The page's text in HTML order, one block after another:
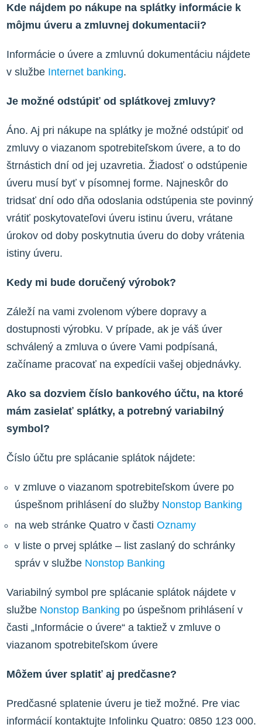
Kde nájdem po nákupe na splátky informácie k
môjmu úveru a zmluvnej dokumentacii?
Informácie o úvere a zmluvnú dokumentáciu nájdete
v službe Internet banking.
Je možné odstúpiť od splátkovej zmluvy?
Áno. Aj pri nákupe na splátky je možné odstúpiť od
zmluvy o viazanom spotrebiteľskom úvere, a to do
štrnástich dní od jej uzavretia. Žiadosť o odstúpenie
úveru musí byť v písomnej forme. Najneskôr do
tridsať dní odo dňa odoslania odstúpenia ste povinný
vrátiť poskytovateľovi úveru istinu úveru, vrátane
úrokov od doby poskytnutia úveru do doby vrátenia
istiny úveru.
Kedy mi bude doručený výrobok?
Záleží na vami zvolenom výbere dopravy a
dostupnosti výrobku. V prípade, ak je váš úver
schválený a zmluva o úvere Vami podpísaná,
začíname pracovať na expedícii vašej objednávky.
Ako sa dozviem číslo bankového účtu, na ktoré
mám zasielať splátky, a potrebný variabilný
symbol?
Číslo účtu pre splácanie splátok nájdete:
v zmluve o viazanom spotrebiteľskom úvere po
úspešnom prihlásení do služby Nonstop Banking
na web stránke Quatro v častiOznamy
v liste o prvej splátke – list zaslaný do schránky
správ v službe Nonstop Banking
Variabilný symbol pre splácanie splátok nájdete v
službe Nonstop Banking po úspešnom prihlásení v
časti „Informácie o úvere“ a taktiež v zmluve o
viazanom spotrebiteľskom úvere
Môžem úver splatiť aj predčasne?
Predčasné splatenie úveru je tiež možné. Pre viac
informácií kontaktujte Infolinku Quatro: 0850 123 000.